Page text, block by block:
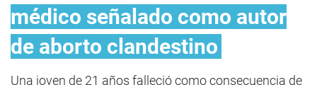
médico señalado como autor
de aborto clandestino
Una joven de 21 años falleció como consecuencia de